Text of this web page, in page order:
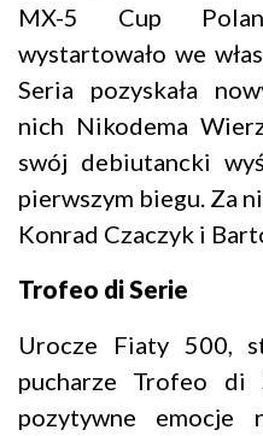
MX-5 Cup
wystartowało we
Seria pozyskała
nich Nikodema
swój debiutancki
pierwszym biegu. Za
Konrad Czaczyk i
Trofeo di Serie
Urocze Fiaty 500,
pucharze Trofeo di
pozytywne emocje